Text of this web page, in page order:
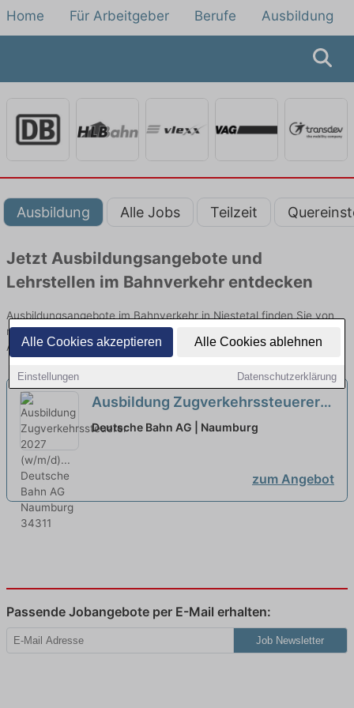
Alle Cookies akzeptieren Alle Cookies ablehnen
Einstellungen Datenschutzerklärung
Home Für Arbeitgeber Berufe Ausbildung
Ausbildung Alle Jobs Teilzeit
Jetzt Ausbildungsangebote und
Lehrstellen im Bahnverkehr entdecken
Ausbildungsangebote im Bahnverkehr in Niestetal finden Sie von
namhaften Firmen. Entdecken Sie freie Optionen von Top-
Arbeitgebern und bewerben Sie sich noch heute.
Ausbildung Zugverkehrssteuerer
2027 (w/m/d)... neu
Deutsche Bahn AG | Naumburg
zum Angebot
Passende Jobangebote per E-Mail erhalten:
Job Newsletter